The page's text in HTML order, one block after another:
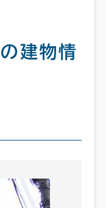
の建物情